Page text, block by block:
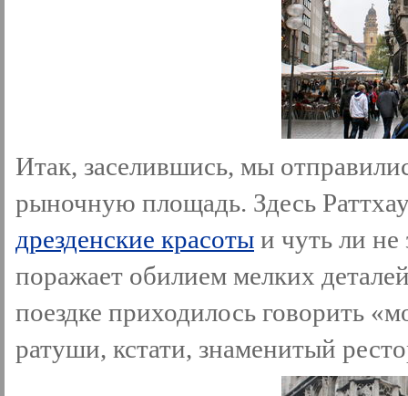
Итак, заселившись, мы
рыночную площадь. Здесь
дрезденские красоты и чуть ли не
поражает обилием мелких
поездке приходилось говорить
ратуши, кстати, знаменитый